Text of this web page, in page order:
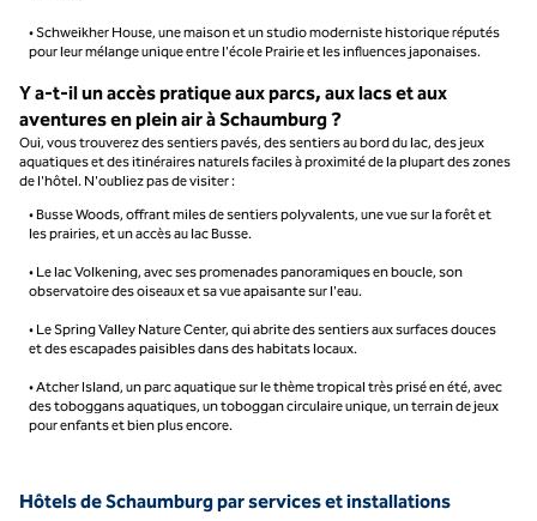
• Schweikher House, une maison et un studio moderniste historique réputés
pour leur mélange unique entre l'école Prairie et les influences japonaises.
Y a-t-il un accès pratique aux parcs, aux lacs et aux
aventures en plein air à Schaumburg ?
Oui, vous trouverez des sentiers pavés, des sentiers au bord du lac, des jeux
aquatiques et des itinéraires naturels faciles à proximité de la plupart des zones
de l'hôtel. N'oubliez pas de visiter :
• Busse Woods, offrant miles de sentiers polyvalents, une vue sur la forêt et
les prairies, et un accès au lac Busse.
• Le lac Volkening, avec ses promenades panoramiques en boucle, son
observatoire des oiseaux et sa vue apaisante sur l'eau.
• Le Spring Valley Nature Center, qui abrite des sentiers aux surfaces douces
et des escapades paisibles dans des habitats locaux.
• Atcher Island, un parc aquatique sur le thème tropical très prisé en été, avec
des toboggans aquatiques, un toboggan circulaire unique, un terrain de jeux
pour enfants et bien plus encore.
Hôtels de Schaumburg par services et installations